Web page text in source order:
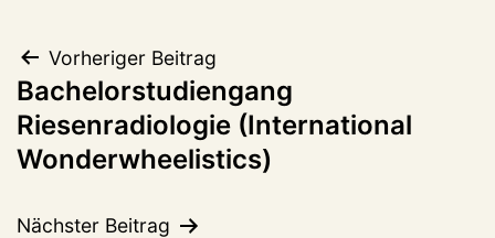
Beitragsnavigation
Vorheriger Beitrag
Bachelorstudiengang
Riesenradiologie (International
Wonderwheelistics)
Nächster Beitrag